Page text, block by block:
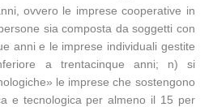
ovvero le imprese cooperative in
sia composta da soggetti con
anni e le imprese individuali gestite
a trentacinque anni; n) si
le imprese che sostengono
e tecnologica per almeno il 15 per